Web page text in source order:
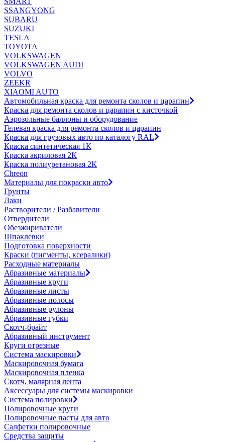
SSANGYONG
SUBARU
SUZUKI
TESLA
TOYOTA
VOLKSWAGEN
VOLKSWAGEN AUDI
VOLVO
ZEEKR
XIAOMI AUTO
Автомобильная краска для ремонта сколов и царапин
Краска для ремонта сколов и царапин с кисточкой
Аэрозольные баллоны и оборудование
Гелевая краска для ремонта сколов и царапин
Краска для грузовых авто по каталогу RAL
Краска синтетическая 1К
Краска акриловая 2К
Краска полиуретановая 2К
Chreon
Материалы для покраски авто
Грунты
Лаки
Растворители / Разбавители
Отвердители
Обезжириватели
Шпаклевки
Подготовка поверхности
Краски (пигменты, ксералики)
Расходные материалы
Абразивные материалы
Абразивные круги
Абразивные листы
Абразивные полосы
Абразивные рулоны
Абразивные губки
Скотч-брайт
Абразивный инструмент
Круги отрезные
Система маскировки
Маскировочная бумага
Маскировочная пленка
Скотч, малярная лента
Аксессуары для системы маскировки
Система полировки
Полировочные круги
Полировочные пасты для авто
Салфетки полировочные
Средства защиты